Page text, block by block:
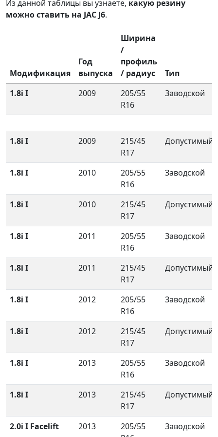
Из данной таблицы вы узнаете, какую резину
можно ставить на JAC J6.
Модификация
Год
выпуска
Ширина
/
профиль
/ радиус
Тип
1.8i I
2009
205/55
R16
Заводской
1.8i I 2009
215/45
R17
Допустимый
1.8i I 2010
205/55
R16
Заводской
1.8i I 2010
215/45
R17
Допустимый
1.8i I 2011
205/55
R16
Заводской
1.8i I 2011
215/45
R17
Допустимый
1.8i I 2012
205/55
R16
Заводской
1.8i I 2012
215/45
R17
Допустимый
1.8i I 2013
205/55
R16
Заводской
1.8i I 2013
215/45
R17
Допустимый
2.0i I Facelift 2013
205/55
Заводской